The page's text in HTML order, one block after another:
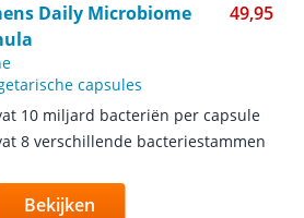
Daily Microbiome
49,95
capsules
10 miljard bacteriën per capsule
8 verschillende bacteriestammen
Bekijken